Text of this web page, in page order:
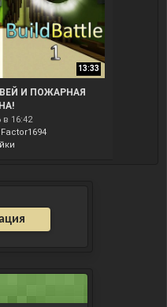
13:33
И ПОЖАРНАЯ
в 16:42
Factor1694